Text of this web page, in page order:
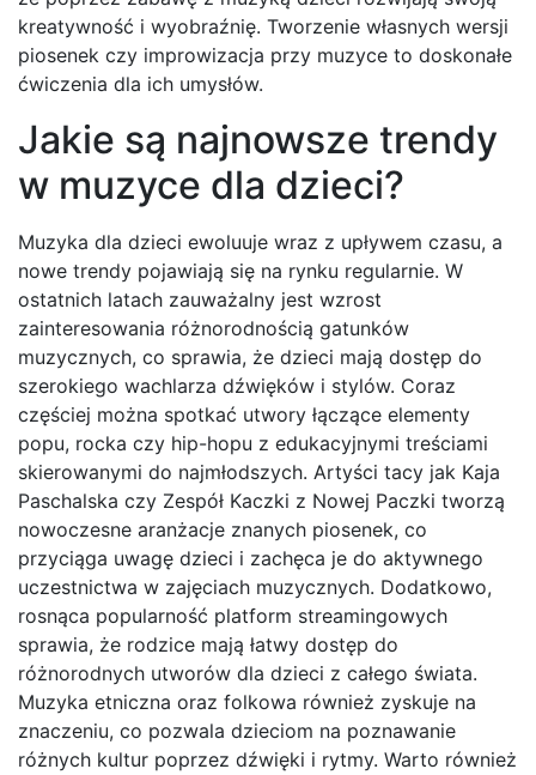
kreatywność i wyobraźnię. Tworzenie własnych wersji
piosenek czy improwizacja przy muzyce to doskonałe
ćwiczenia dla ich umysłów.
Jakie są najnowsze trendy
w muzyce dla dzieci?
Muzyka dla dzieci ewoluuje wraz z upływem czasu, a
nowe trendy pojawiają się na rynku regularnie. W
ostatnich latach zauważalny jest wzrost
zainteresowania różnorodnością gatunków
muzycznych, co sprawia, że dzieci mają dostęp do
szerokiego wachlarza dźwięków i stylów. Coraz
częściej można spotkać utwory łączące elementy
popu, rocka czy hip-hopu z edukacyjnymi treściami
skierowanymi do najmłodszych. Artyści tacy jak Kaja
Paschalska czy Zespół Kaczki z Nowej Paczki tworzą
nowoczesne aranżacje znanych piosenek, co
przyciąga uwagę dzieci i zachęca je do aktywnego
uczestnictwa w zajęciach muzycznych. Dodatkowo,
rosnąca popularność platform streamingowych
sprawia, że rodzice mają łatwy dostęp do
różnorodnych utworów dla dzieci z całego świata.
Muzyka etniczna oraz folkowa również zyskuje na
znaczeniu, co pozwala dzieciom na poznawanie
różnych kultur poprzez dźwięki i rytmy. Warto również